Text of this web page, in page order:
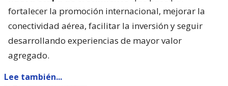
fortalecer la promoción internacional, mejorar la
conectividad aérea, facilitar la inversión y seguir
desarrollando experiencias de mayor valor
agregado.
Lee también...